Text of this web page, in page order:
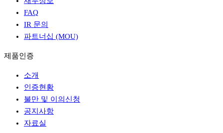
FAQ
IR 문의
파트너십 (MOU)
제품인증
소개
인증현황
불만 및 이의신청
공지사항
자료실